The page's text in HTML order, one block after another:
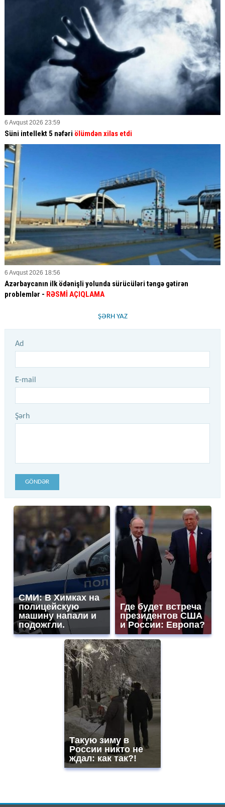
6 Avqust 2026 23:59
Süni intellekt 5 nəfəri ölümdən xilas etdi
6 Avqust 2026 18:56
Azərbaycanın ilk ödənişli yolunda sürücüləri təngə gətirən
problemlər - RƏSMİ AÇIQLAMA
ŞƏRH YAZ
Ad
E-mail
Şərh
GÖNDƏR
СМИ: В Химках на
полицейскую
машину напали и
подожгли.
Где будет встреча
президентов США
и России: Европа?
Такую зиму в
России никто не
ждал: как так?!